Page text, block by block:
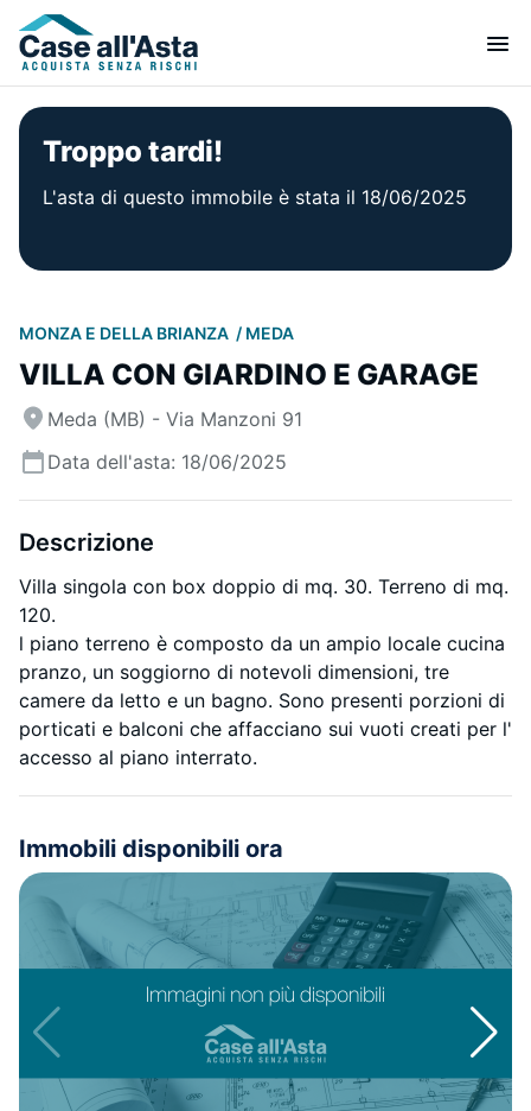
Troppo tardi!
L'asta di questo immobile è stata il 18/06/2025
MONZA E DELLA BRIANZA MEDA
VILLA CON GIARDINO E GARAGE
Meda (MB) - Via Manzoni 91
Data dell'asta: 18/06/2025
Descrizione
Villa singola con box doppio di mq. 30. Terreno di mq.
120.
l piano terreno è composto da un ampio locale cucina
pranzo, un soggiorno di notevoli dimensioni, tre
camere da letto e un bagno. Sono presenti porzioni di
porticati e balconi che affacciano sui vuoti creati per l'
accesso al piano interrato.
Immobili disponibili ora